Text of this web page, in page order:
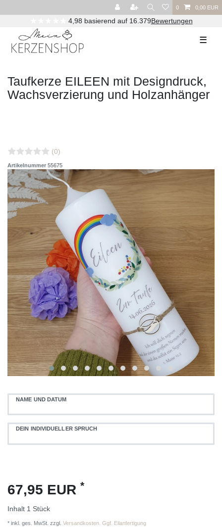
0 0,00 EUR
Versandkostenfrei ab 29,00€ (DE) / 90,00€ (AT)
☰
Taufkerze EILEEN mit Designdruck,
Wachsverzierung und Holzanhänger
(0)
Artikelnummer 55675
NAME UND DATUM
DEIN INDIVIDUELLER SPRUCH
67,95 EUR *
Inhalt 1 Stück
* inkl. ges. MwSt. zzgl. Versandkosten. Ggf. Eilanfertigung